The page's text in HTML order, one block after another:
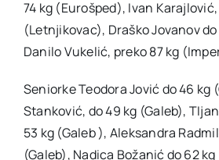
74 kg (Eurošped), Ivan
(Letnjikovac), Draško Jovanov
Danilo Vukelić, preko 87 kg
Seniorke Teodora Jović do 46 kg
Stanković, do 49 kg (Galeb),
53 kg (Galeb ), Aleksandra
(Galeb), Nadica Božanić do 62